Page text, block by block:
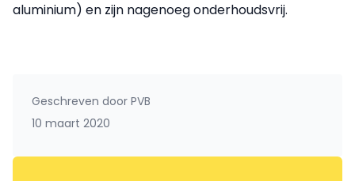
aluminium) en zijn nagenoeg onderhoudsvrij.
Geschreven door PVB
10 maart 2020